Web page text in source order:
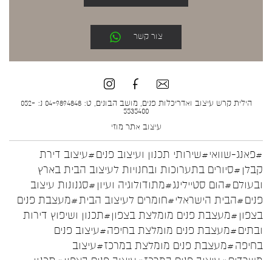
צור קשר
הילית קרש עיצוב ואדריכלות פנים, מושב הבונים, ט: 04-9894848 נ: 052-
5535400
עיצוב אתר מוזי
#פאנג-שוואי#שירותי תכנון ועיצוב פנים#עיצוב דירת
קבלן #סיורים בתערוכות ובחנויות לעיצוב הבית בארץ
ובעולם#הום סטיילינג#מתודולוגיה ועיון #סגנונות עיצוב
פנים#הבית הישראלי#חומרים לעיצוב הבית#מעצבת פנים
בצפון #מעצבת פנים מומלצת בצפון#תכנון ושיפוץ דירות
ובתים#מעצבת פנים מומלצת בחיפה#עיצוב פנים
בחיפה#מעצבת פנים מומלצת במרכז#עיצוב